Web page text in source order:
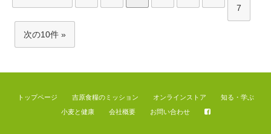
7
次の10件 »
トップページ 吉原食糧のミッション オンラインストア
知る・学ぶ
小麦と健康
会社概要 お問い合わせ